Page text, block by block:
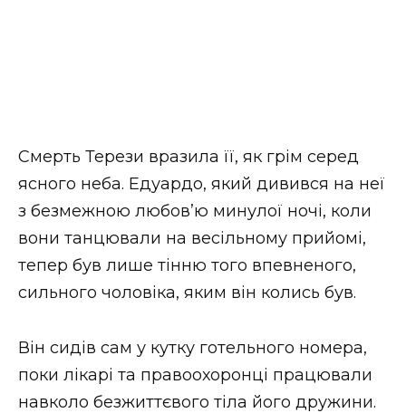
Смерть Терези вразила її, як грім серед
ясного неба. Едуардо, який дивився на неї
з безмежною любов’ю минулої ночі, коли
вони танцювали на весільному прийомі,
тепер був лише тінню того впевненого,
сильного чоловіка, яким він колись був.
Він сидів сам у кутку готельного номера,
поки лікарі та правоохоронці працювали
навколо безжиттєвого тіла його дружини.